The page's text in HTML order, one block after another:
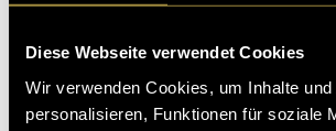
Diese Webseite verwendet Cookies
Wir verwenden Cookies, um Inhalte
personalisieren, Funktionen für soziale